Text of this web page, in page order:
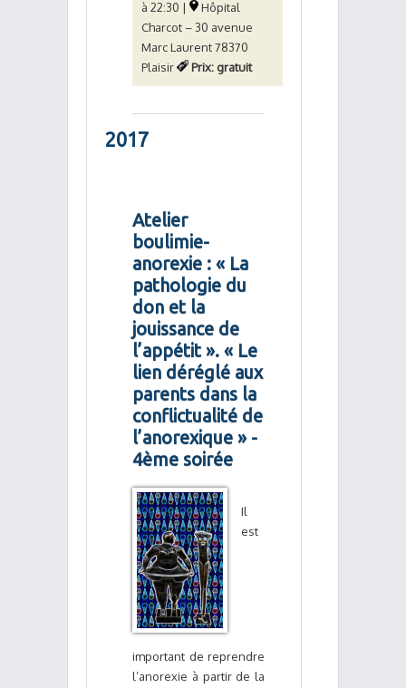
à 22:30 |
Hôpital
Charcot – 30 avenue
Marc Laurent 78370
Plaisir
Prix: gratuit
2017
Atelier
boulimie-
anorexie : « La
pathologie du
don et la
jouissance de
l’appétit ». « Le
lien déréglé aux
parents dans la
conflictualité de
l’anorexique » -
4ème soirée
Il
est
important de reprendre
l’anorexie à partir de la